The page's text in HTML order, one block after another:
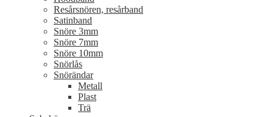
Resårsnören, resårband
Satinband
Snöre 3mm
Snöre 7mm
Snöre 10mm
Snörlås
Snörändar
Metall
Plast
Trä